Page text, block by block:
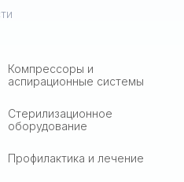
Компрессоры и
аспирационные системы
Стерилизационное
оборудование
Профилактика и лечение